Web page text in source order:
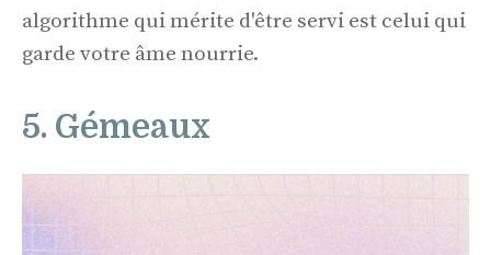
algorithme qui mérite d'être servi est celui qui
garde votre âme nourrie.
5. Gémeaux